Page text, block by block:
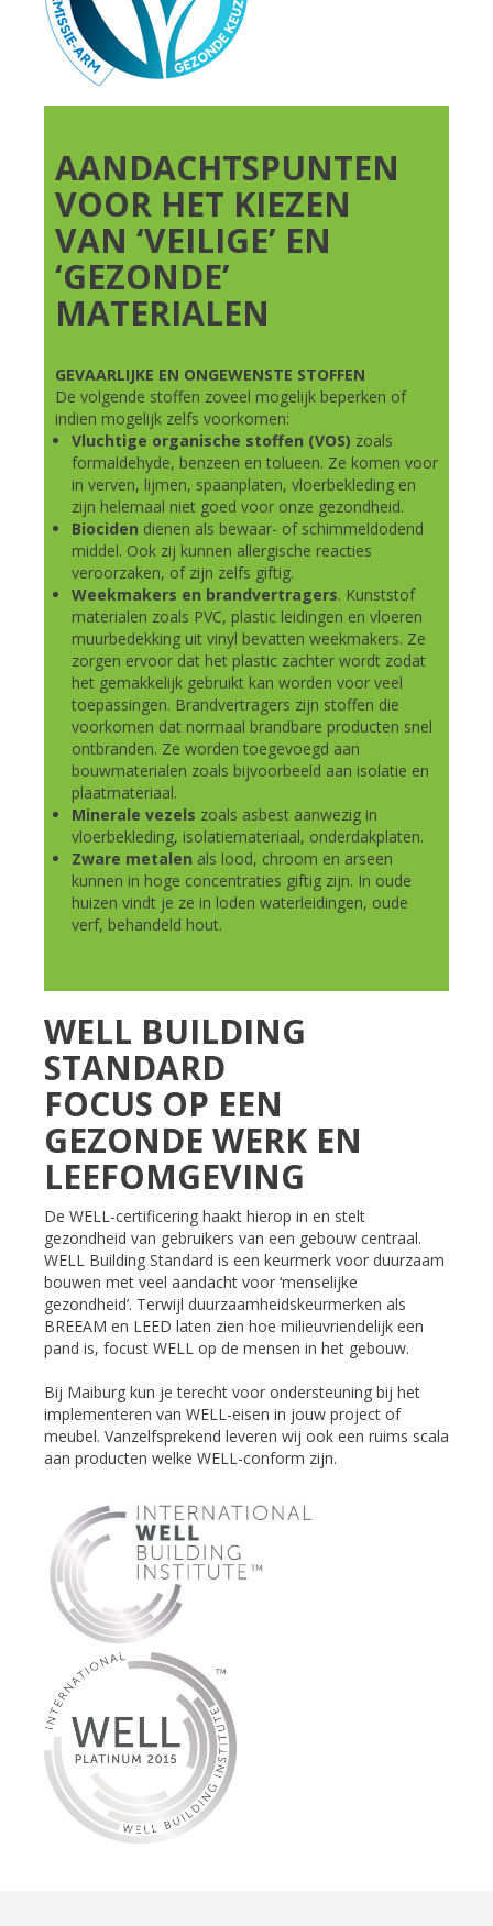
AANDACHTSPUNTEN
VOOR HET KIEZEN
VAN ‘VEILIGE’ EN
‘GEZONDE’
MATERIALEN
GEVAARLIJKE EN ONGEWENSTE STOFFEN
De volgende stoffen zoveel mogelijk beperken of
indien mogelijk zelfs voorkomen:
Vluchtige organische stoffen (VOS) zoals
formaldehyde, benzeen en tolueen. Ze komen voor
in verven, lijmen, spaanplaten, vloerbekleding en
zijn helemaal niet goed voor onze gezondheid.
Biociden dienen als bewaar- of schimmeldodend
middel. Ook zij kunnen allergische reacties
veroorzaken, of zijn zelfs giftig.
Weekmakers en brandvertragers. Kunststof
materialen zoals PVC, plastic leidingen en vloeren
muurbedekking uit vinyl bevatten weekmakers. Ze
zorgen ervoor dat het plastic zachter wordt zodat
het gemakkelijk gebruikt kan worden voor veel
toepassingen. Brandvertragers zijn stoffen die
voorkomen dat normaal brandbare producten snel
ontbranden. Ze worden toegevoegd aan
bouwmaterialen zoals bijvoorbeeld aan isolatie en
plaatmateriaal.
Minerale vezels zoals asbest aanwezig in
vloerbekleding, isolatiemateriaal, onderdakplaten.
Zware metalen als lood, chroom en arseen
kunnen in hoge concentraties giftig zijn. In oude
huizen vindt je ze in loden waterleidingen, oude
verf, behandeld hout.
WELL BUILDING
STANDARD
FOCUS OP EEN
GEZONDE WERK EN
LEEFOMGEVING
De WELL-certificering haakt hierop in en stelt
gezondheid van gebruikers van een gebouw centraal.
WELL Building Standard is een keurmerk voor duurzaam
bouwen met veel aandacht voor ‘menselijke
gezondheid’. Terwijl duurzaamheidskeurmerken als
BREEAM en LEED laten zien hoe milieuvriendelijk een
pand is, focust WELL op de mensen in het gebouw.
Bij Maiburg kun je terecht voor ondersteuning bij het
implementeren van WELL-eisen in jouw project of
meubel. Vanzelfsprekend leveren wij ook een ruims scala
aan producten welke WELL-conform zijn.